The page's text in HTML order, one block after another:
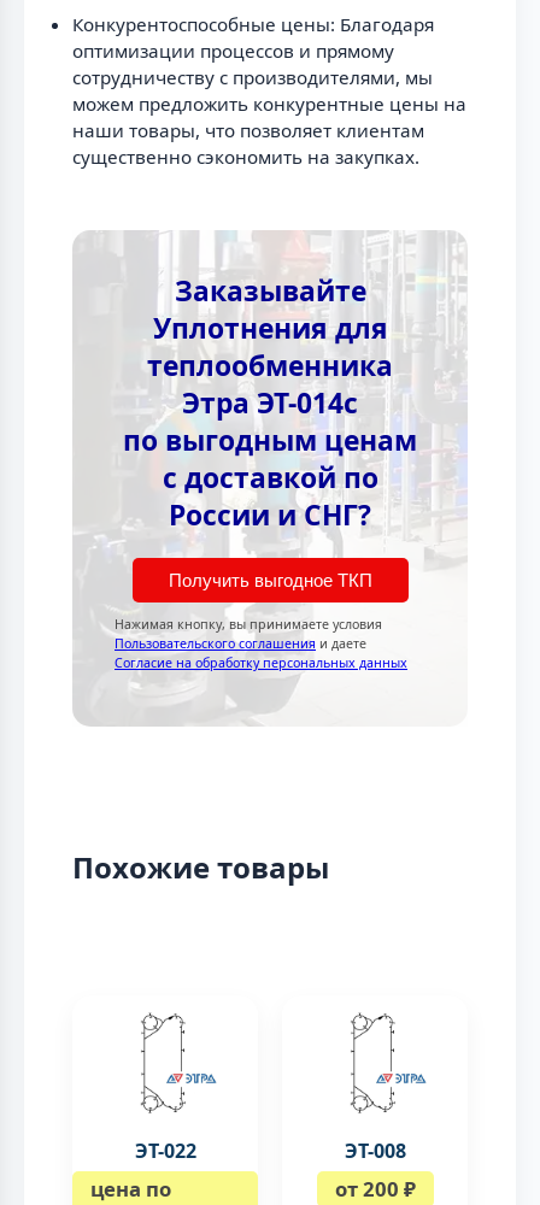
Конкурентоспособные цены: Благодаря
оптимизации процессов и прямому
сотрудничеству с производителями, мы
можем предложить конкурентные цены на
наши товары, что позволяет клиентам
существенно сэкономить на закупках.
Заказывайте
Уплотнения для
теплообменника
Этра ЭТ-014c
по выгодным ценам
с доставкой по
России и СНГ?
Получить выгодное ТКП
Нажимая кнопку, вы принимаете условия
Пользовательского соглашения и даете
Согласие на обработку персональных данных
Похожие товары
ЭТ-022
цена по
ЭТ-008
от 200 ₽